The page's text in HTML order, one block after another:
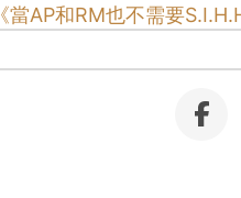
《當AP和RM也不需要